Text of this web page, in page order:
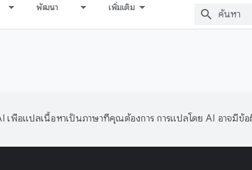
พัฒนา เพิ่มเติม
เพื่อแปลเนื้อหาเป็นภาษาที่คุณต้องการ การแปลโดย AI อาจมีข้